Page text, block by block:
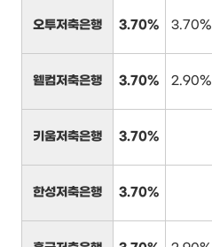
오투저축은행 3.70% 3.70%
웰컴저축은행 3.70% 2.90%
키움저축은행 3.70%
한성저축은행 3.70%